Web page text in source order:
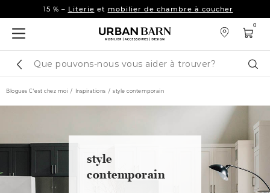
La collection d’automne est arrivée. 🍂 Nouveautés
La collection d’automne est arrivée. 🍂
Nouveautés
recherche
0
Blogues C'est chez moi Inspirations style contemporain
style
contemporain